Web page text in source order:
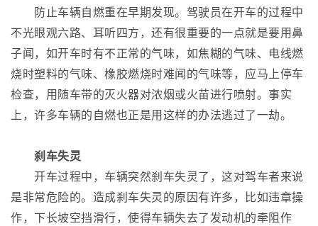
防止车辆自燃重在早期发现。驾驶员在开车的过程中
不光眼观六路、耳听四方，还有很重要的一点就是要用鼻
子闻，如开车时有不正常的气味，如焦糊的气味、电线燃
烧时塑料的气味、橡胶燃烧时难闻的气味等，应马上停车
检查，用随车带的灭火器对浓烟或火苗进行喷射。事实
上，许多车辆的自燃也正是用这样的办法逃过了一劫。
刹车失灵
开车过程中，车辆突然刹车失灵了，这对驾车者来说
是非常危险的。造成刹车失灵的原因有许多，比如违章操
作，下长坡空挡滑行，使得车辆失去了发动机的牵阻作